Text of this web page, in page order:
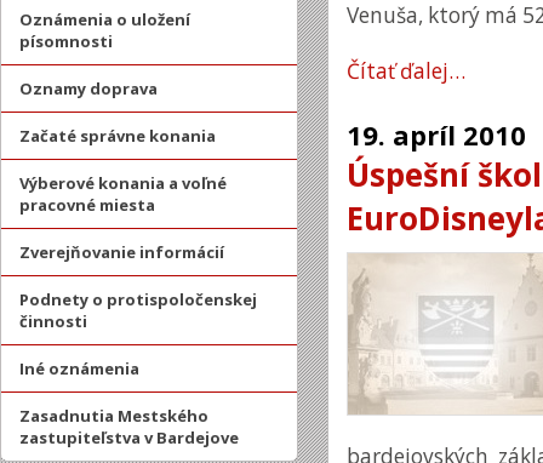
Oznámenia o uložení
písomnosti
Oznamy doprava
Začaté správne konania
Výberové konania a voľné
pracovné miesta
Zverejňovanie informácií
Podnety o protispoločenskej
činnosti
Iné oznámenia
Zasadnutia Mestského
zastupiteľstva v Bardejove
Venuša, ktorý má
Čítať ďalej…
19. apríl 2010
Úspešní
bardejovských